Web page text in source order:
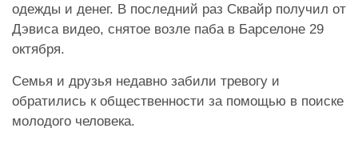
одежды и денег. В последний раз Сквайр получил от
Дэвиса видео, снятое возле паба в Барселоне 29
октября.
Семья и друзья недавно забили тревогу и
обратились к общественности за помощью в поиске
молодого человека.